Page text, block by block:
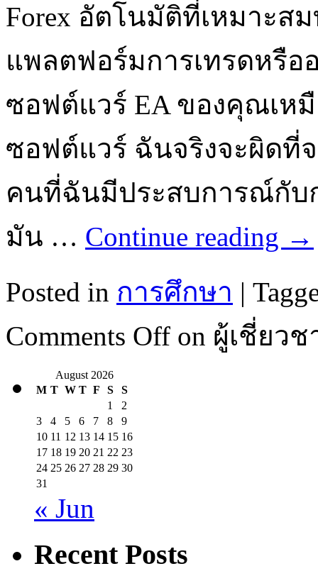
Forex อัตโนมัติที่เหมาะส
แพลตฟอร์มการเทรดหรื
ซอฟต์แวร์ EA ของคุณเห
ซอฟต์แวร์ ฉันจริงจะผิดที่
คนที่ฉันมีประสบการณ์กับ
มัน … Continue reading →
Posted in การศึกษา |
Comments Off on ผู้เชี่ยว
August 2026
M T W T F S
S
1
2
3
4 5 6 7 8
9
10 11 12 13 14 15 16
17 18 19 20 21 22 23
24 25 26 27 28 29 30
31
« Jun
Recent Posts